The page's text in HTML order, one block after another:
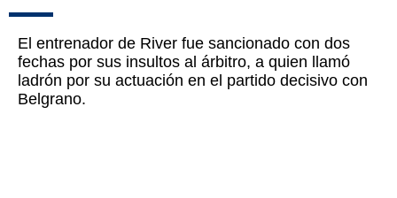
El entrenador de River fue sancionado con dos
fechas por sus insultos al árbitro, a quien llamó
ladrón por su actuación en el partido decisivo con
Belgrano.